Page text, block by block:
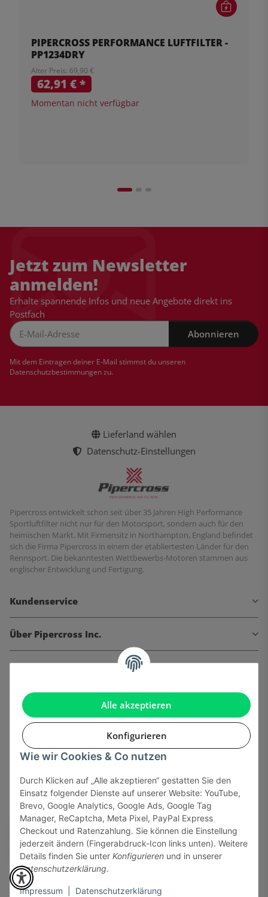
Alle akzeptieren
Konfigurieren
Wie wir Cookies & Co nutzen
Durch Klicken auf „Alle akzeptieren“ gestatten Sie den
Einsatz folgender Dienste auf unserer Website: YouTube,
Brevo, Google Analytics, Google Ads, Google Tag
Manager, ReCaptcha, Meta Pixel, PayPal Express
Checkout und Ratenzahlung. Sie können die Einstellung
jederzeit ändern (Fingerabdruck-Icon links unten). Weitere
Details finden Sie unter Konfigurieren und in unserer
Datenschutzerklärung.
Impressum Datenschutzerklärung
PIPERCROSS PERFORMANCE LUFTFILTER -
PP1234DRY
Alter Preis: 69,90 €
62,91 €*
Momentan nicht verfügbar
Jetzt zum Newsletter
anmelden!
Erhalte spannende Infos und neue Angebote direkt ins
Postfach
Abonnieren
Mit dem Eintragen deiner E-Mail stimmst du unseren
Datenschutzbestimmungenzu.
Lieferland wählen
Datenschutz-Einstellungen
Pipercross entwickelt schon seit über 35 Jahren High Performance
Sportluftfilter nicht nur für den Motorsport, sondern auch für den
heimischen Markt. Mit Firmensitz in Northampton, England befindet
sich die Firma Pipercross in einem der etabliertesten Länder für den
Rennsport. Die bekanntesten Wettbewerbs-Motoren stammen aus
englischer Entwicklung und Fertigung.
Kundenservice
Über Pipercross Inc.
Informationen
Gesetzliche Informationen
Sicher bezahlen via: